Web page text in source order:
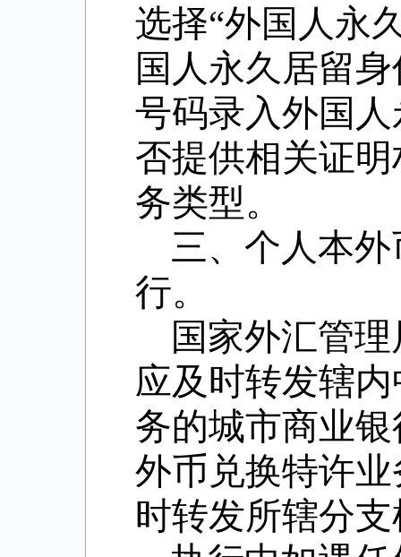
选择“外国人永
国人永久居留
号码录入外国
否提供相关证
务类型。
三、个人本
行。
国家外汇管
应及时转发辖
务的城市商业
外币兑换特许
时转发所辖分